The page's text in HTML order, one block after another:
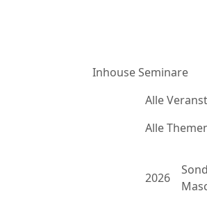
Inhouse Seminare
Alle
Alle
2026